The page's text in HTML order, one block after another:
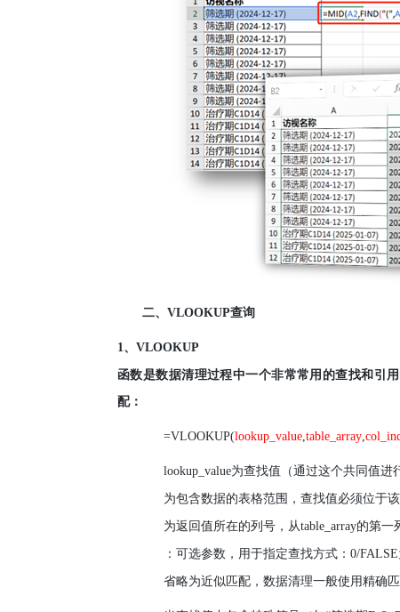
二、 VLOOKUP查询
1、 VLOOKUP
函数是数据清理过程中一个非常常用的查找和引
配：
=VLOOKUP(lookup_value,table_array,
lookup_value为查找值（通过这个共同值进
为包含数据的表格范围，查找值必须位于
为返回值所在的列号，从table_array的第一
：可选参数，用于指定查找方式： 0/FALSE
省略为近似匹配，数据清理一般使用精确匹